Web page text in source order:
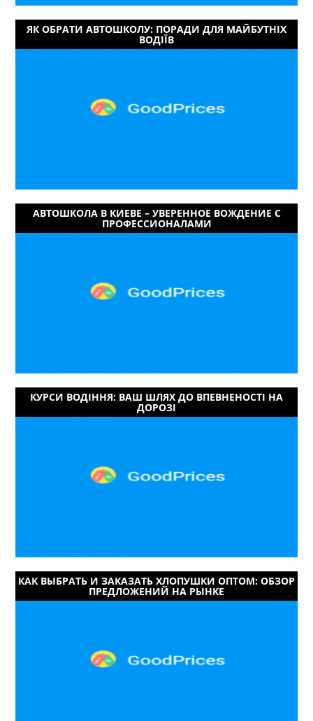
ЯК ОБРАТИ АВТОШКОЛУ: ПОРАДИ ДЛЯ МАЙБУТНІХ
ВОДІЇВ
АВТОШКОЛА В КИЕВЕ – УВЕРЕННОЕ ВОЖДЕНИЕ С
ПРОФЕССИОНАЛАМИ
КУРСИ ВОДІННЯ: ВАШ ШЛЯХ ДО ВПЕВНЕНОСТІ НА
ДОРОЗІ
КАК ВЫБРАТЬ И ЗАКАЗАТЬ ХЛОПУШКИ ОПТОМ: ОБЗОР
ПРЕДЛОЖЕНИЙ НА РЫНКЕ